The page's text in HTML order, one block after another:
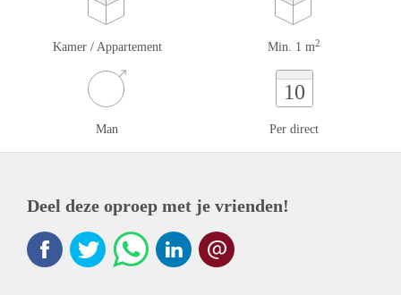
Kamer / Appartement Min. 1 m2
Man
10
Per direct
Deel deze oproep met je vrienden!